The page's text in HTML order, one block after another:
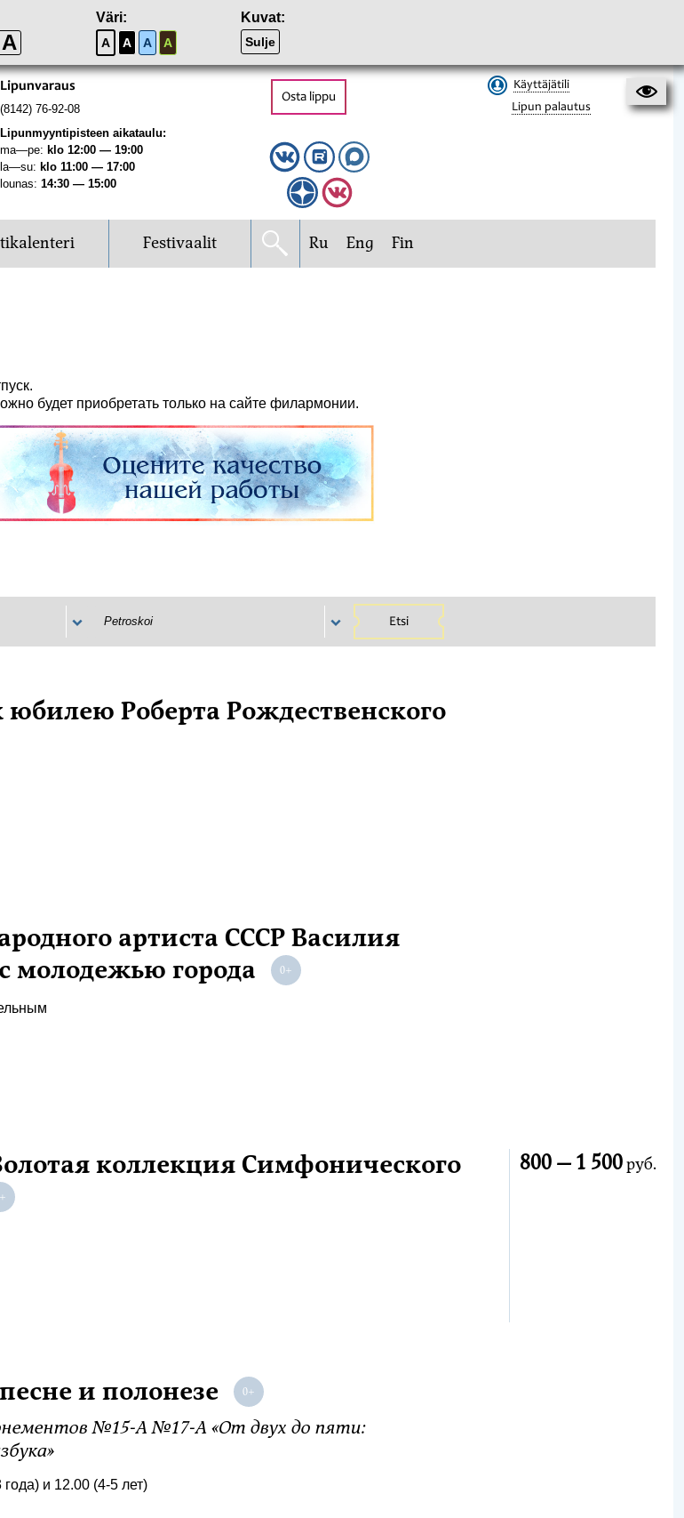
A
Väri:
A A A A
Kuvat:
Sulje
Lipunvaraus
(8142) 76-92-08
Lipunmyyntipisteen aikataulu:
ma—pe: klo 12:00 — 19:00
la—su: klo 11:00 — 17:00
lounas: 14:30 — 15:00
Osta lippu
Käyttäjätili
Lipun palautus
Festivaalit Ru Eng Fin
будет приобретать только на сайте филармонии.
Petroskoi Etsi
юбилею Роберта Рождественского
артиста СССР Василия
молодежью города
коллекция Симфонического
800 — 1 500руб.
и полонезе
№15-А №17-А «От двух до пяти:
и 12.00 (4-5 лет)